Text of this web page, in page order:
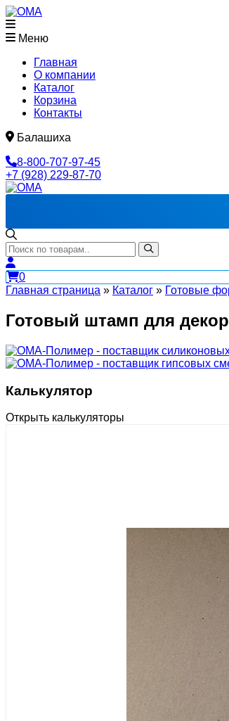
Меню
Главная
О компании
Каталог
Корзина
Контакты
Балашиха
8-800-707-97-45
+7 (928) 229-87-70
0
Главная страница » Каталог » Готовые
Готовый штамп для
Калькулятор
Открыть калькуляторы